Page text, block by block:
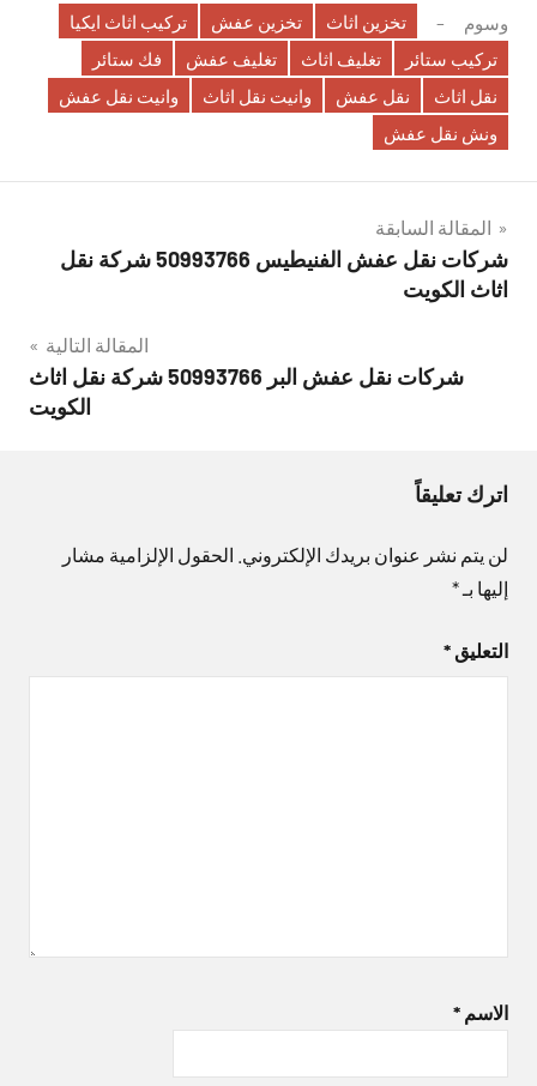
وسوم تخزين اثاث تخزين عفش
تركيب اثاث ايكيا
تركيب ستائر
تغليف اثاث تغليف عفش
فك ستائر
نقل اثاث
نقل عفش وانيت نقل اثاث
وانيت نقل عفش
ونش نقل عفش
تصفّح
المقالات
المقالة السابقة
شركات نقل عفش الفنيطيس 50993766 شركة نقل
اثاث الكويت
المقالة التالية
شركات نقل عفش البر 50993766 شركة نقل اثاث
الكويت
اترك تعليقاً
لن يتم نشر عنوان بريدك الإلكتروني. الحقول الإلزامية مشار
إليها بـ*
التعليق *
الاسم *